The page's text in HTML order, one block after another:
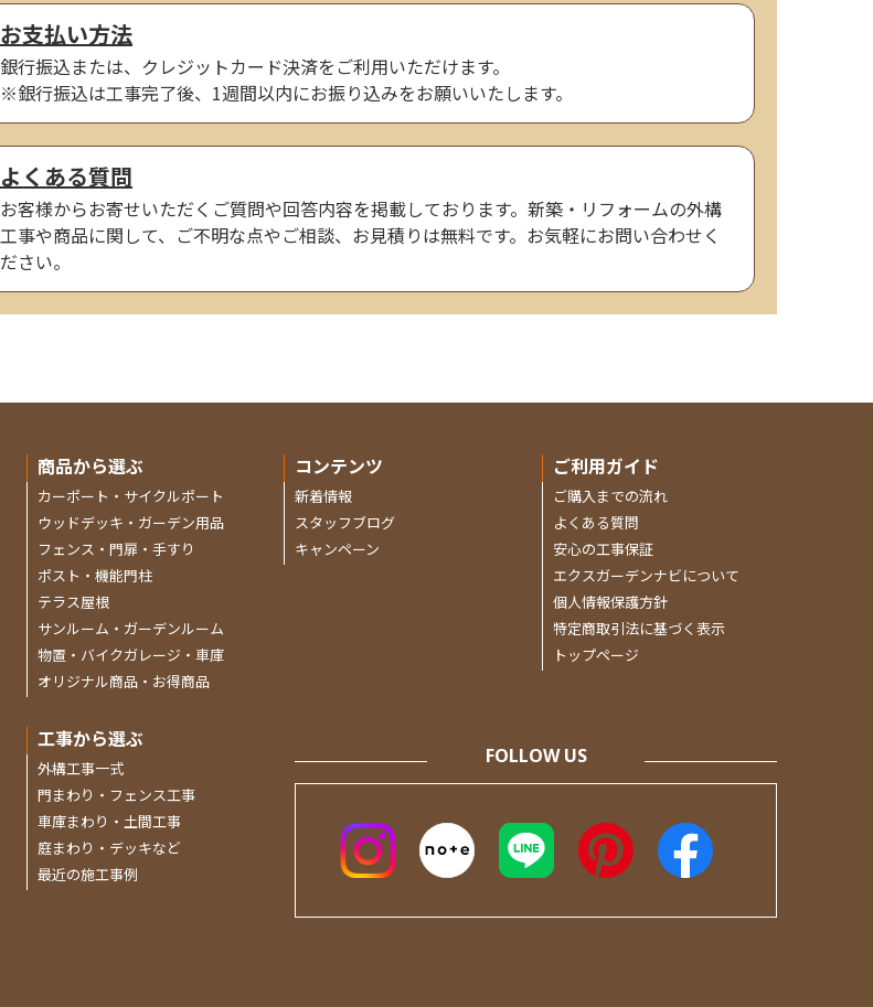
お支払い方法
銀行振込または、クレジットカード決済をご利用いただけます。
※銀行振込は工事完了後、1週間以内にお振り込みをお願いいたします。
よくある質問
お客様からお寄せいただくご質問や回答内容を掲載しております。新築・リフォームの外構
工事や商品に関して、ご不明な点やご相談、お見積りは無料です。お気軽にお問い合わせく
ださい。
商品から選ぶ
カーポート・サイクルポート
ウッドデッキ・ガーデン用品
フェンス・門扉・手すり
ポスト・機能門柱
テラス屋根
サンルーム・ガーデンルーム
物置・バイクガレージ・車庫
オリジナル商品・お得商品
工事から選ぶ
外構工事一式
門まわり・フェンス工事
車庫まわり・土間工事
庭まわり・デッキなど
最近の施工事例
コンテンツ
新着情報
スタッフブログ
キャンペーン
ご利用ガイド
ご購入までの流れ
よくある質問
安心の工事保証
エクスガーデンナビについて
個人情報保護方針
特定商取引法に基づく表示
トップページ
FOLLOW US